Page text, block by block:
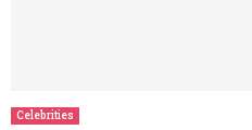
Celebrities